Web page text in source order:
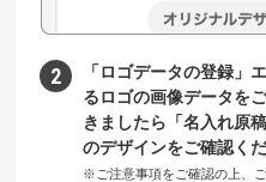
「ロゴデータの登録」
るロゴの画像データを
きましたら「名入れ原
のデザインをご確認くだ
※ご注意事項をご確認の上、ご